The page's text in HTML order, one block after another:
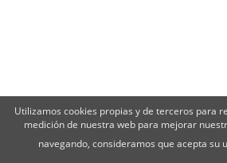
Utilizamos cookies propias y de terceros para
medición de nuestra web para mejorar
navegando, consideramos que acepta su